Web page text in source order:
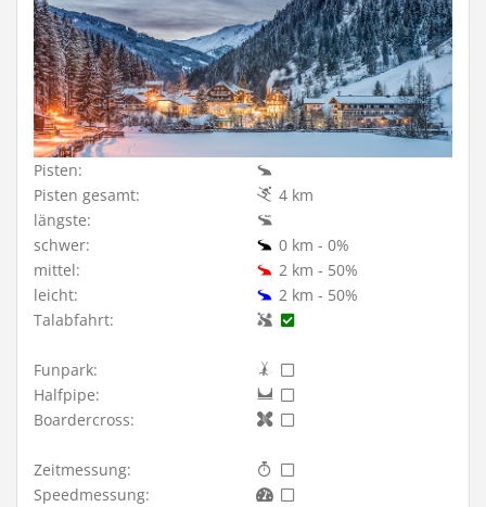
Pisten:
Pisten gesamt:
4 km
längste:
schwer:
0 km - 0%
mittel:
2 km - 50%
leicht:
2 km - 50%
Talabfahrt:
Funpark:
Halfpipe:
Boardercross:
Zeitmessung:
Speedmessung: